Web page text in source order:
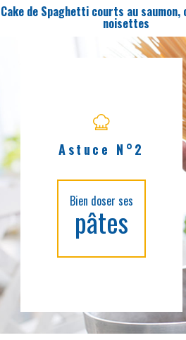
Cake de Spaghetti courts au
noisettes
Astuce N°2
Bien doser ses
pâtes